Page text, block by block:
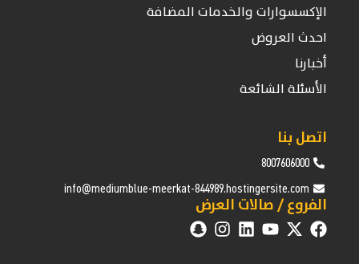
الإكسسوارات والخدمات المضافة
احدث العروض
أخبارنا
الأسئلة الشائعة
اتصل بنا
8007606000
info@mediumblue-meerkat-844989.hostingersite.com
الفروع / صالات العرض